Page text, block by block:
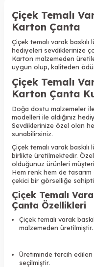
Çiçek Temalı
Karton Çanta
Çiçek temalı varak
hediyeleri sevdiklerinize
Karton malzemeden
uygun olup, kaliteden
Çiçek Temalı
Karton Çanta
Doğa dostu malzemeler
modelleri ile aldığınız
Sevdiklerinize özel olan
sunabilirsiniz.
Çiçek temalı varak
birlikte üretilmektedir.
olduğunuz ürünleri
Hem renk hem de
çekici bir görselliğe
Çiçek Temalı
Çanta Özellikleri
Çiçek temalı varak
malzemeden üretilmiştir.
Üretiminde tercih edilen
seçilmiştir.